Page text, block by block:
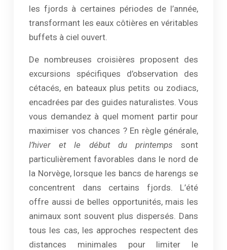
les fjords à certaines périodes de l’année,
transformant les eaux côtières en véritables
buffets à ciel ouvert.
De nombreuses croisières proposent des
excursions spécifiques d’observation des
cétacés, en bateaux plus petits ou zodiacs,
encadrées par des guides naturalistes. Vous
vous demandez à quel moment partir pour
maximiser vos chances ? En règle générale,
l’hiver et le début du printemps sont
particulièrement favorables dans le nord de
la Norvège, lorsque les bancs de harengs se
concentrent dans certains fjords. L’été
offre aussi de belles opportunités, mais les
animaux sont souvent plus dispersés. Dans
tous les cas, les approches respectent des
distances minimales pour limiter le